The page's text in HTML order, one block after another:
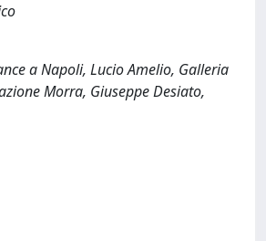
a Napoli, Lucio Amelio, Galleria
Morra, Giuseppe Desiato,